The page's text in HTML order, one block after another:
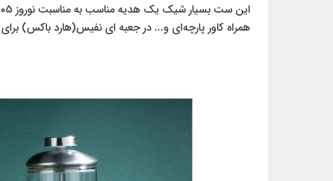
همراه کاور پارچه‌ای و... در جعبه ای نفیس(هارد باکس)